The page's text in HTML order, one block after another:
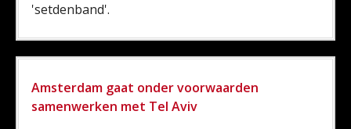
'setdenband'.
Amsterdam gaat onder voorwaarden
samenwerken met Tel Aviv